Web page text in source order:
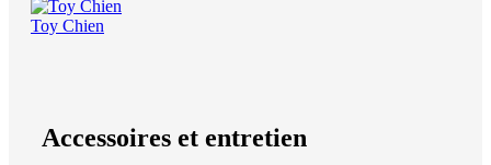
Toy Chien
Accessoires et entretien